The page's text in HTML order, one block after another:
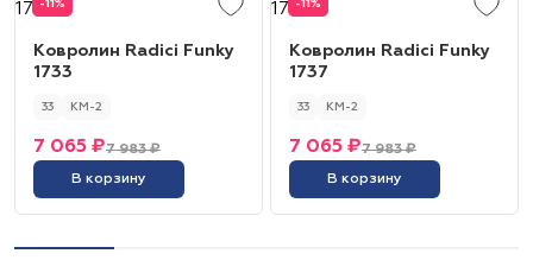
-11%
Ковролин Radici Funky
1733
33 КМ-2
7 983 ₽
7 065 ₽
В корзину
-11%
Ковролин Radici Funky
1737
33 КМ-2
7 983 ₽
7 065 ₽
В корзину